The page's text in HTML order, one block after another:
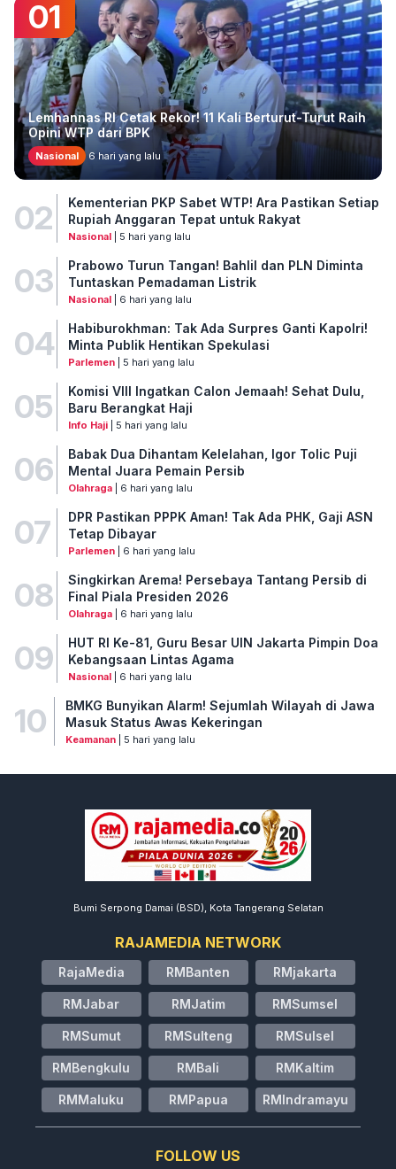
01
Lemhannas RI Cetak Rekor! 11 Kali Berturut-Turut Raih
Opini WTP dari BPK
Nasional 6 hari yang lalu
02
Kementerian PKP Sabet WTP! Ara Pastikan Setiap
Rupiah Anggaran Tepat untuk Rakyat
Nasional| 5 hari yang lalu
03
Prabowo Turun Tangan! Bahlil dan PLN Diminta
Tuntaskan Pemadaman Listrik
Nasional| 6 hari yang lalu
04
Habiburokhman: Tak Ada Surpres Ganti Kapolri!
Minta Publik Hentikan Spekulasi
Parlemen| 5 hari yang lalu
05
Komisi VIII Ingatkan Calon Jemaah! Sehat Dulu,
Baru Berangkat Haji
Info Haji| 5 hari yang lalu
06
Babak Dua Dihantam Kelelahan, Igor Tolic Puji
Mental Juara Pemain Persib
Olahraga| 6 hari yang lalu
07
DPR Pastikan PPPK Aman! Tak Ada PHK, Gaji ASN
Tetap Dibayar
Parlemen| 6 hari yang lalu
08
Singkirkan Arema! Persebaya Tantang Persib di
Final Piala Presiden 2026
Olahraga| 6 hari yang lalu
09
HUT RI Ke-81, Guru Besar UIN Jakarta Pimpin Doa
Kebangsaan Lintas Agama
Nasional| 6 hari yang lalu
10
BMKG Bunyikan Alarm! Sejumlah Wilayah di Jawa
Masuk Status Awas Kekeringan
Keamanan| 5 hari yang lalu
Bumi Serpong Damai (BSD), Kota Tangerang Selatan
RAJAMEDIA NETWORK
RajaMedia RMBanten RMjakarta
RMJabar RMJatim RMSumsel
RMSumut RMSulteng RMSulsel
RMBengkulu RMBali RMKaltim
RMMaluku RMPapua RMIndramayu
FOLLOW US